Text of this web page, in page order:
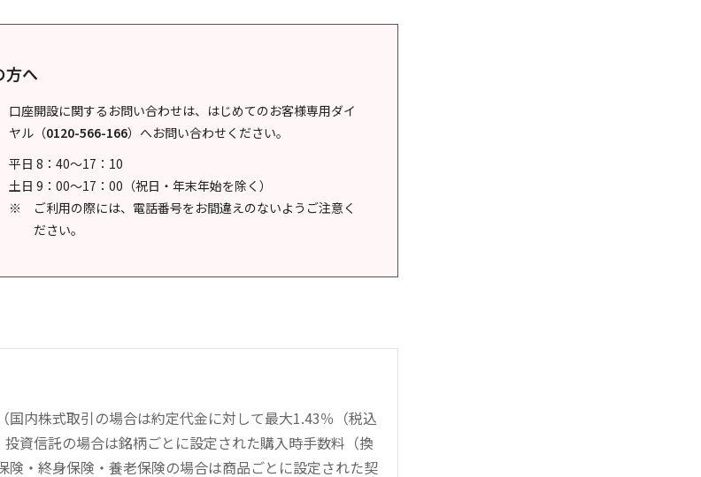
方へ
口座開設に関するお問い合わせは、はじめてのお客様専用ダイ
ヤル （0120-566-166） へお問い合わせください。
平日 8：40～17：10
土日 9：00～17：00（祝日・年末年始を除く）
ご利用の際には、電話番号をお間違えのないようご注意く
ださい。
内株式取引の場合は約定代金に対して最大1.43％（税込
資信託の場合は銘柄ごとに設定された購入時手数料（換
・終身保険・養老保険の場合は商品ごとに設定された契